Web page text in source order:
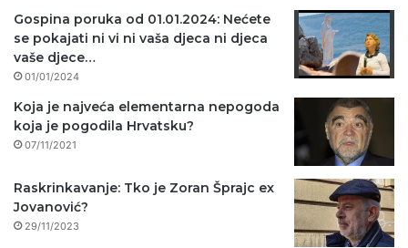
Gospina poruka od 01.01.2024: Nećete
se pokajati ni vi ni vaša djeca ni djeca
vaše djece…
01/01/2024
Koja je najveća elementarna nepogoda
koja je pogodila Hrvatsku?
07/11/2021
Raskrinkavanje: Tko je Zoran Šprajc ex
Jovanović?
29/11/2023